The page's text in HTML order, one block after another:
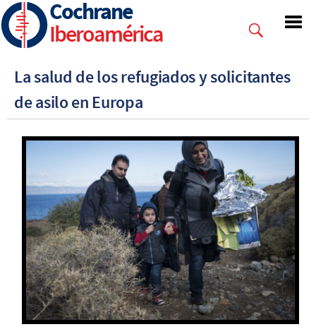
Skip
to
main
Cochrane
Iberoamérica
La salud de los refugiados y solicitantes
de asilo en Europa